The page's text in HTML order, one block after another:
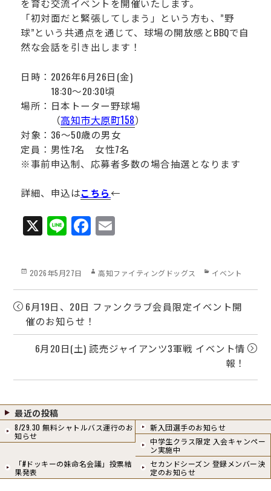
を育む交流イベントを開催いたします。
「初対面だと緊張してしまう」という方も、”野
球”という共通点を通じて、球場の開放感とBBQで自
然な会話を引き出します！
日時：2026年6月26日(金)
18:30～20:30頃
場所：日本トーター野球場
（高知市大原町158）
対象：36～50歳の男女
定員：男性7名 女性7名
※事前申込制、応募者多数の場合抽選となります
詳細、申込はこちら←
X Li
ne
Fa
ce
bo
ok
ail
Posted
2026年5月27日 Author
高知ファイティングドッグス Categories
イベント
6月19日、20日 ファンクラブ会員限定イベント開
催のお知らせ！
6月20日(土) 読売ジャイアンツ3軍戦 イベント情
報！
最近の投稿
8/29.30 無料シャトルバス運行のお
知らせ
新入団選手のお知らせ
中学生クラス限定 入会キャンペー
ン実施中
「#ドッキーの妹命名会議」投票結
果発表
セカンドシーズン 登録メンバー決
定のお知らせ